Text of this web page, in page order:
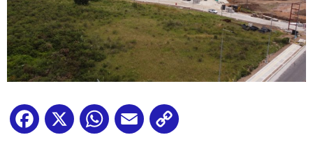
Facebook
X WhatsApp
Email